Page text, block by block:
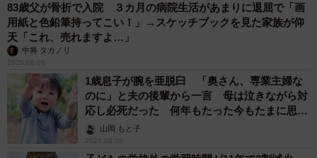
83歳父が骨折で入院 ３カ月の病院生活があまりに退屈で「画
用紙と色鉛筆持ってこい！」→スケッチブックを見た家族が仰
天「これ、売れますよ…」
中将 タカノリ
2026.08.06
1歳息子が腕を亜脱臼 「奥さん、専業主婦な
のに」と夫の後輩から一言 母は泣きながら対
応し必死だった 何年もたった今もたまに思い
出し…山岡 もと子
2026.08.06